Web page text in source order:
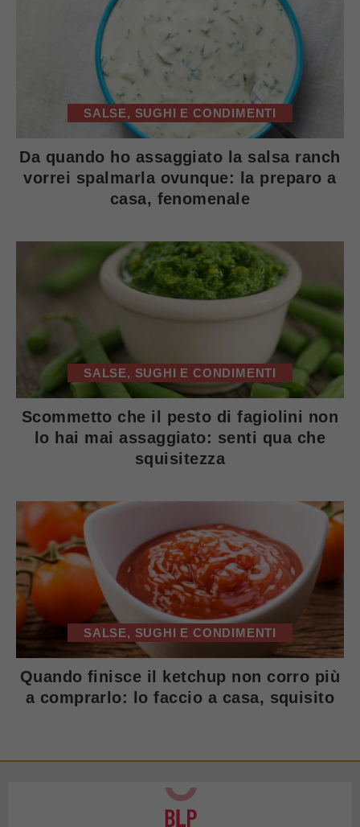
SALSE, SUGHI E CONDIMENTI
Da quando ho assaggiato la salsa ranch
vorrei spalmarla ovunque: la preparo a
casa, fenomenale
SALSE, SUGHI E CONDIMENTI
Scommetto che il pesto di fagiolini non
lo hai mai assaggiato: senti qua che
squisitezza
SALSE, SUGHI E CONDIMENTI
Quando finisce il ketchup non corro più
a comprarlo: lo faccio a casa, squisito